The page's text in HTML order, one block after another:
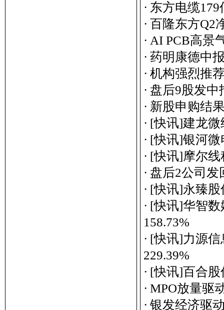
· 东方电缆
· 百隆东方Q2
· AI PCB高景
· 药明康德中
· 机构强烈推
· 盘后9股发中
· 新股申购结
· [快讯]建龙
· [快讯]银河
· [快讯]摩尔
· 盘后2公司发
· [快讯]永臻
· [快讯]华智数
158.73%
· [快讯]力源信
229.39%
· [快讯]百合
· MPO放量驱
· 银发经济驱